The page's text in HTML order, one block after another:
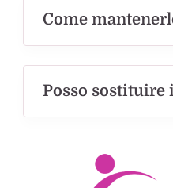
Come
Posso sostituire